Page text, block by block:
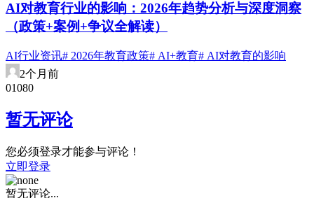
AI对教育行业的影响：2026年趋势分析与深度洞察
（政策+案例+争议全解读）
AI行业资讯# 2026年教育政策# AI+教育# AI对教育的影响
2个月前
01080
暂无评论
您必须登录才能参与评论！
立即登录
暂无评论...